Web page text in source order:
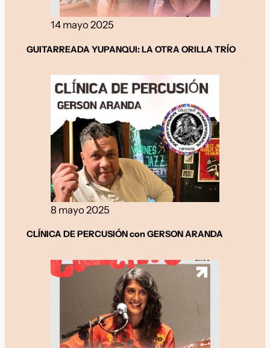
14 mayo 2025
GUITARREADA YUPANQUI: LA OTRA ORILLA TRÍO
8 mayo 2025
CLÍNICA DE PERCUSIÓN con GERSON ARANDA